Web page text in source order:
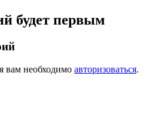
будет первым
вам необходимо авторизоваться.